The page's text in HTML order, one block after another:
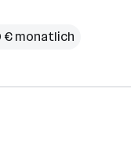
€ monatlich